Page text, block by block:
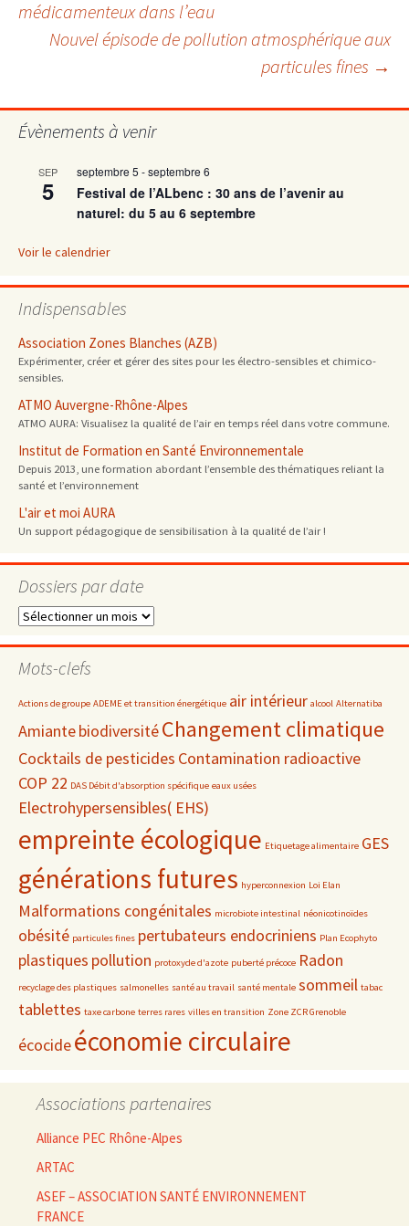
des
articles
médicamenteux dans l’eau
Nouvel épisode de pollution atmosphérique aux
particules fines →
Évènements à venir
SEP
5
septembre 5 -septembre 6
Festival de l’ALbenc : 30 ans de l’avenir au
naturel: du 5 au 6 septembre
Voir le calendrier
Indispensables
Association Zones Blanches (AZB)
Expérimenter, créer et gérer des sites pour les électro-sensibles et chimico-
sensibles.
ATMO Auvergne-Rhône-Alpes
ATMO AURA: Visualisez la qualité de l’air en temps réel dans votre commune.
Institut de Formation en Santé Environnementale
Depuis 2013, une formation abordant l’ensemble des thématiques reliant la
santé et l’environnement
L'air et moi AURA
Un support pédagogique de sensibilisation à la qualité de l’air !
Dossiers par date
Dossiers
date
Mots-clefs
Actions de groupe ADEME et transition énergétique air intérieur alcool Alternatiba
AmiantebiodiversitéChangement climatique
Cocktails de pesticides Contamination radioactive
COP 22 DAS Débit d'absorption spécifique eaux usées
Electrohypersensibles( EHS)
empreinte écologique Etiquetage alimentaire GES
générations futures hyperconnexion Loi Elan
Malformations congénitales microbiote intestinal néonicotinoïdes
obésité particules fines pertubateurs endocriniens Plan Ecophyto
plastiques pollution protoxyde d'azote puberté précoce Radon
recyclage des plastiques salmonelles santé au travail santé mentale sommeil tabac
tablettes taxe carbone terres rares villes en transition Zone ZCR Grenoble
écocideéconomie circulaire
Associations partenaires
Alliance PEC Rhône-Alpes
ARTAC
ASEF – ASSOCIATION SANTÉ ENVIRONNEMENT
FRANCE